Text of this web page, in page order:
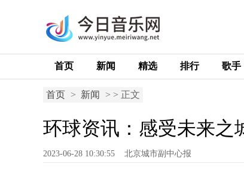
首页 新闻 精选 排行 歌手
首页 > 新闻 > > 正文
环球资讯：感受未来之
2023-06-28 10:30:55 北京城市副中心报